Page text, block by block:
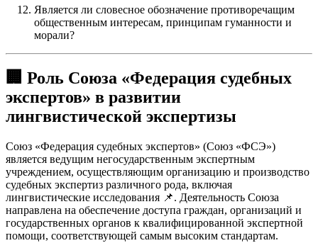
Является ли словесное обозначение противоречащим
общественным интересам, принципам гуманности и
морали?
🏢 Роль Союза «Федерация судебных
экспертов» в развитии
лингвистической экспертизы
Союз «Федерация судебных экспертов» (Союз «ФСЭ»)
является ведущим негосударственным экспертным
учреждением, осуществляющим организацию и производство
судебных экспертиз различного рода, включая
лингвистические исследования 📌. Деятельность Союза
направлена на обеспечение доступа граждан, организаций и
государственных органов к квалифицированной экспертной
помощи, соответствующей самым высоким стандартам.